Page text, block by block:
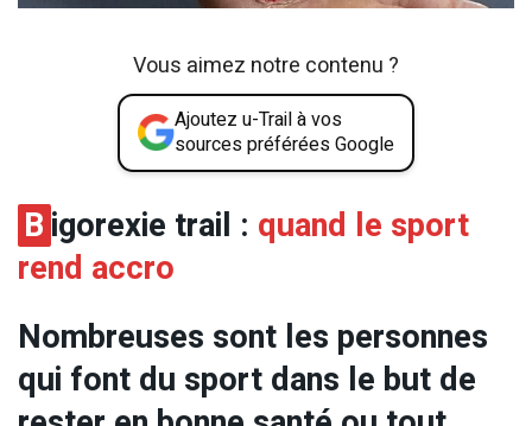
Vous aimez notre contenu ?
Ajoutez u-Trail à vos
sources préférées Google
B igorexie trail : quand le sport
rend accro
Nombreuses sont les personnes
qui font du sport dans le but de